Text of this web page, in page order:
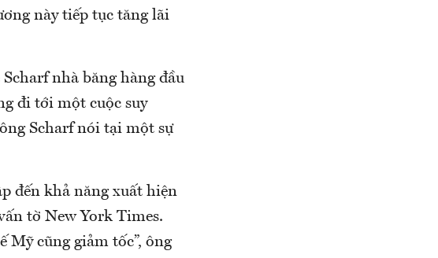
này tiếp tục tăng lãi
nhà băng hàng đầu
đi tới một cuộc suy
Scharf nói tại một sự
đến khả năng xuất hiện
tờ New York Times.
Mỹ cũng giảm tốc”, ông